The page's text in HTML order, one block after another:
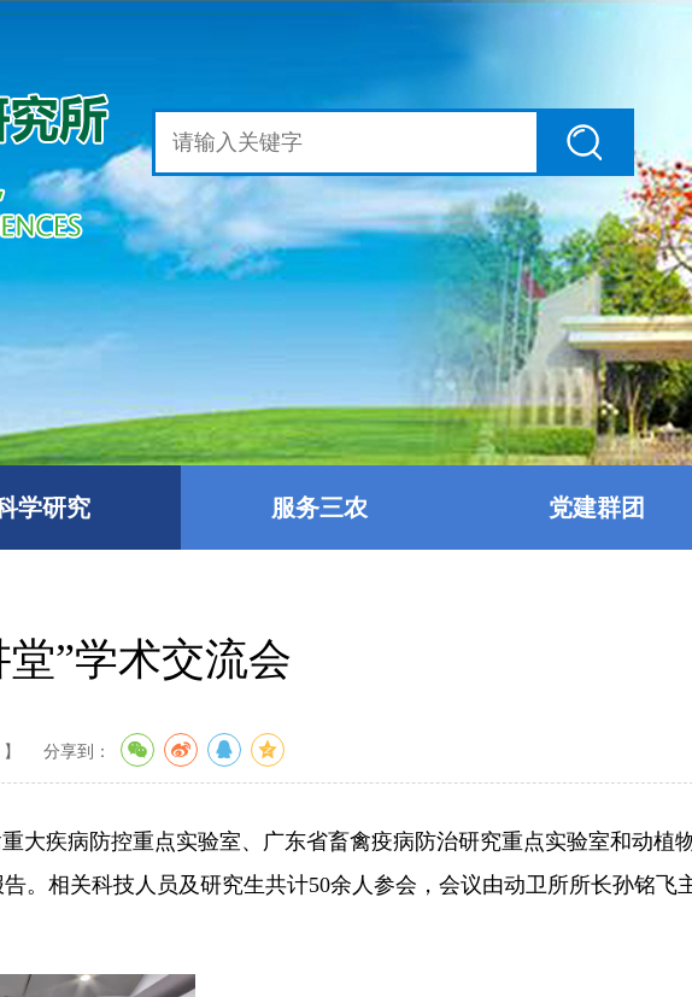
学研究 服务三农 党建群团
”学术交流会
】 分享到：
大疾病防控重点实验室、广东省畜禽疫病防治研究重点实验室和动植
。相关科技人员及研究生共计50余人参会，会议由动卫所所长孙铭飞